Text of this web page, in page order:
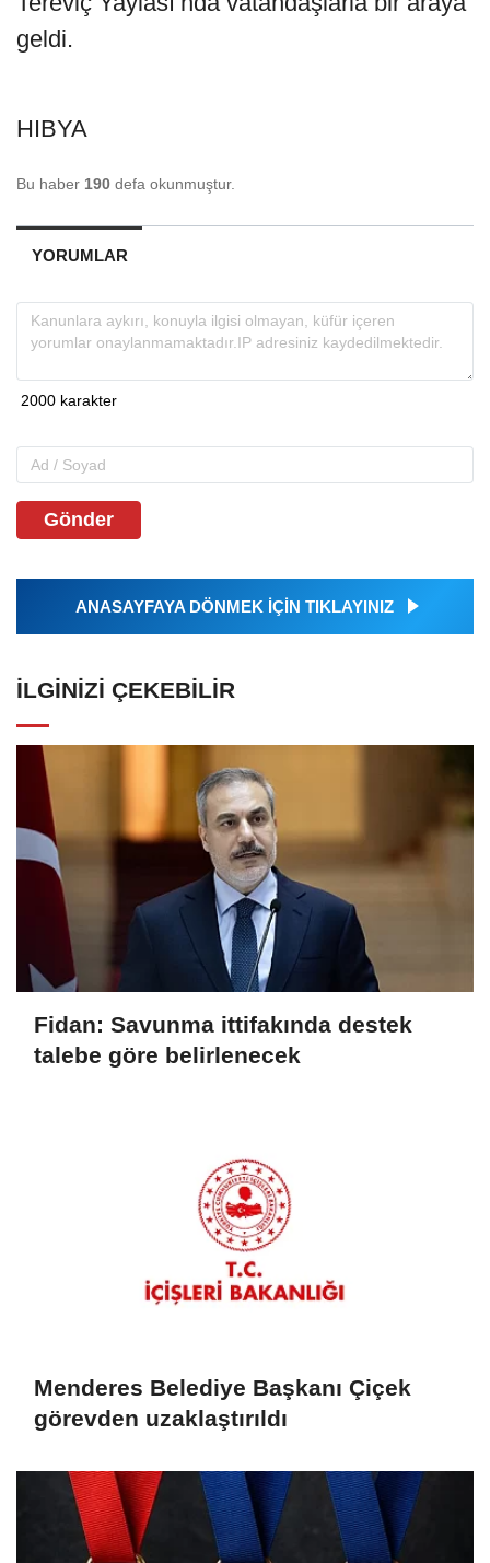
geldi.
HIBYA
Bu haber 190 defa okunmuştur.
YORUMLAR
Gönder
ANASAYFAYA DÖNMEK İÇİN TIKLAYINIZ
İLGINIZI ÇEKEBILIR
Fidan: Savunma ittifakında destek
talebe göre belirlenecek
Menderes Belediye Başkanı Çiçek
görevden uzaklaştırıldı